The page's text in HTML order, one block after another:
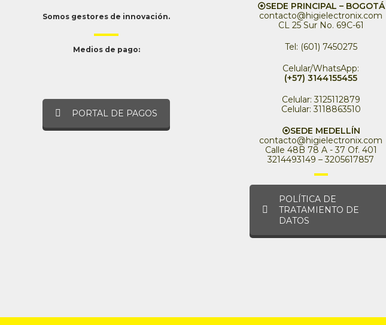
Somos gestores de innovación.
Medios de pago:
PORTAL DE PAGOS
⦿SEDE PRINCIPAL – BOGOTÁ
contacto@higielectronix.com
CL 25 Sur No. 69C-61
Tel: (601) 7450275
Celular/WhatsApp:
(+57) 3144155455
Celular: 3125112879
Celular: 3118863510
⦿SEDE MEDELLÍN
contacto@higielectronix.com
Calle 48B 78 A - 37 Of. 401
3214493149 – 3205617857
POLÍTICA DE
TRATAMIENTO DE
DATOS